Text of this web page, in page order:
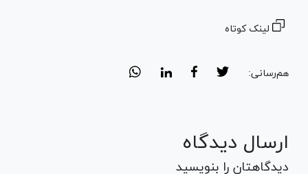
لینک کوتاه
هم‌رسانی:
ارسال دیدگاه
دیدگاهتان را بنویسید